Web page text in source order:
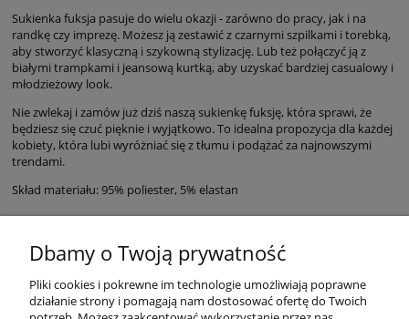
Sukienka fuksja pasuje do wielu okazji - zarówno do pracy, jak i na
randkę czy imprezę. Możesz ją zestawić z czarnymi szpilkami i torebką,
aby stworzyć klasyczną i szykowną stylizację. Lub też połączyć ją z
białymi trampkami i jeansową kurtką, aby uzyskać bardziej casualowy i
młodzieżowy look.
Nie zwlekaj i zamów już dziś naszą sukienkę fuksję, która sprawi, że
będziesz się czuć pięknie i wyjątkowo. To idealna propozycja dla każdej
kobiety, która lubi wyróżniać się z tłumu i podążać za najnowszymi
trendami.
Skład materiału: 95% poliester, 5% elastan
Dbamy o Twoją prywatność
Pliki cookies i pokrewne im technologie umożliwiają poprawne
działanie strony i pomagają nam dostosować ofertę do Twoich